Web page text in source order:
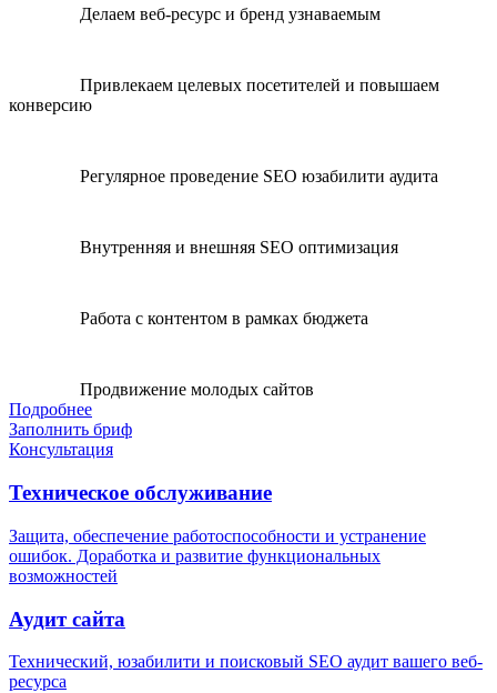
Делаем веб-ресурс и бренд узнаваемым
Привлекаем целевых посетителей и повышаем
конверсию
Регулярное проведение SEO юзабилити аудита
Внутренняя и внешняя SEO оптимизация
Работа с контентом в рамках бюджета
Продвижение молодых сайтов
Подробнее
Заполнить бриф
Консультация
Техническое обслуживание
Защита, обеспечение работоспособности и устранение
ошибок. Доработка и развитие функциональных
возможностей
Аудит сайта
Технический, юзабилити и поисковый SEO аудит вашего веб-
ресурса